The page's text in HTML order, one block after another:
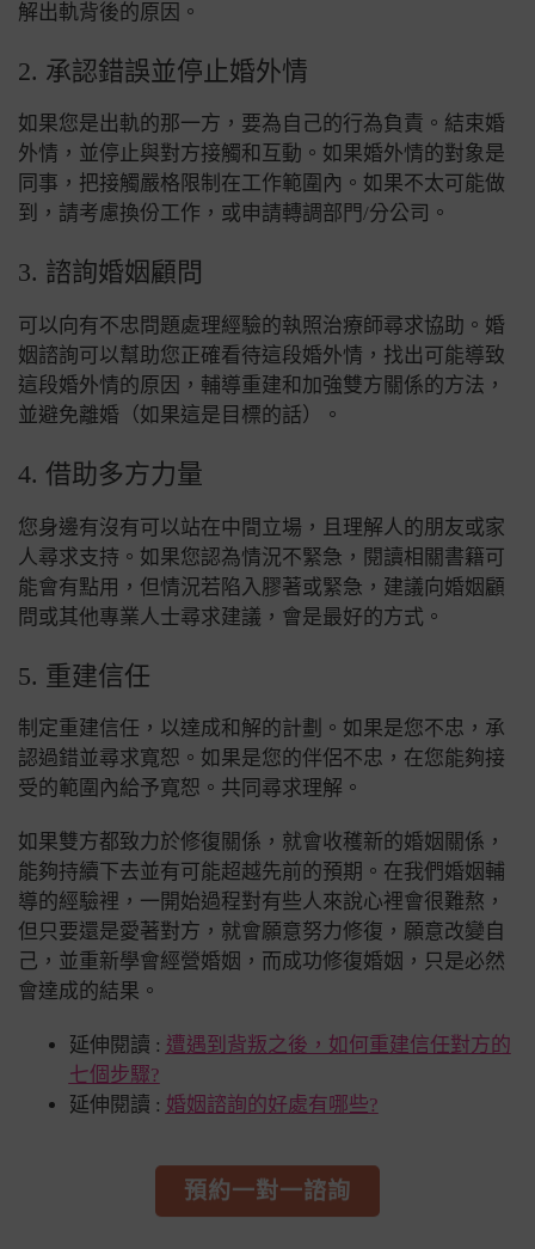
解出軌背後的原因。
2. 承認錯誤並停止婚外情
如果您是出軌的那一方，要為自己的行為負責。結束婚
外情，並停止與對方接觸和互動。如果婚外情的對象是
同事，把接觸嚴格限制在工作範圍內。如果不太可能做
到，請考慮換份工作，或申請轉調部門/分公司。
3. 諮詢婚姻顧問
可以向有不忠問題處理經驗的執照治療師尋求協助。婚
姻諮詢可以幫助您正確看待這段婚外情，找出可能導致
這段婚外情的原因，輔導重建和加強雙方關係的方法，
並避免離婚（如果這是目標的話）。
4. 借助多方力量
您身邊有沒有可以站在中間立場，且理解人的朋友或家
人尋求支持。如果您認為情況不緊急，閱讀相關書籍可
能會有點用，但情況若陷入膠著或緊急，建議向婚姻顧
問或其他專業人士尋求建議，會是最好的方式。
5. 重建信任
制定重建信任，以達成和解的計劃。如果是您不忠，承
認過錯並尋求寬恕。如果是您的伴侶不忠，在您能夠接
受的範圍內給予寬恕。共同尋求理解。
如果雙方都致力於修復關係，就會收穫新的婚姻關係，
能夠持續下去並有可能超越先前的預期。在我們婚姻輔
導的經驗裡，一開始過程對有些人來說心裡會很難熬，
但只要還是愛著對方，就會願意努力修復，願意改變自
己，並重新學會經營婚姻，而成功修復婚姻，只是必然
會達成的結果。
延伸閱讀 : 遭遇到背叛之後，如何重建信任對方的
七個步驟?
延伸閱讀 : 婚姻諮詢的好處有哪些?
預約一對一諮詢